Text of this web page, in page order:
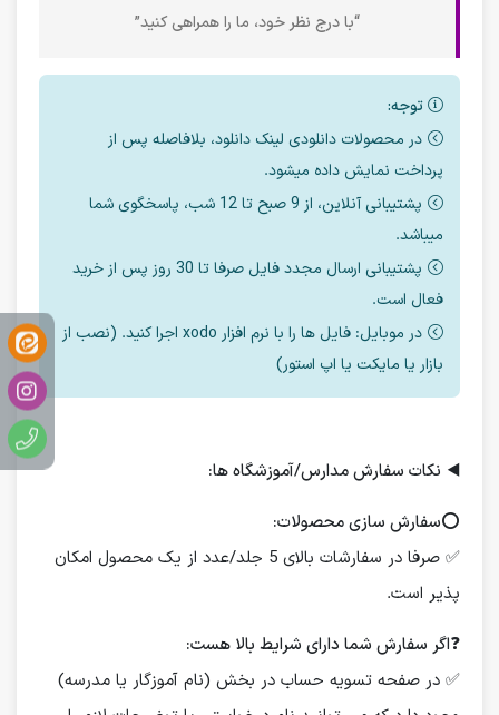
“با درج نظر خود، ما را همراهی کنید”
توجه:
در محصولات دانلودی لینک دانلود، بلافاصله پس از
پرداخت نمایش داده میشود.
پشتیبانی آنلاین، از 9 صبح تا 12 شب، پاسخگوی شما
میباشد.
پشتیبانی ارسال مجدد فایل صرفا تا 30 روز پس از خرید
فعال است.
در موبایل: فایل ها را با نرم افزار xodo اجرا کنید. (نصب از
بازار یا مایکت یا اپ استور)
◀️ نکات سفارش مدارس/آموزشگاه ها:
⭕️سفارش سازی محصولات:
✅ صرفا در سفارشات بالای 5 جلد/عدد از یک محصول امکان
پذیر است.
❓اگر سفارش شما دارای شرایط بالا هست:
✅ در صفحه تسویه حساب در بخش (نام آموزگار یا مدرسه)